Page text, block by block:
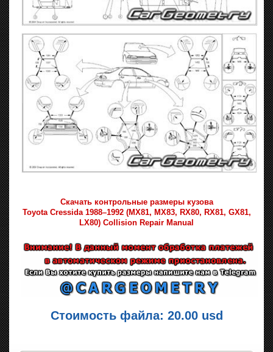
Скачать контрольные размеры кузова
Toyota Cressida 1988–1992 (MX81, MX83, RX80, RX81, GX81,
LX80) Collision Repair Manual
Стоимость файла: 20.00 usd